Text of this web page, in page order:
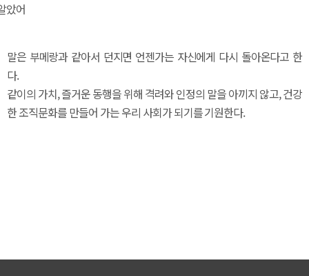
았어
말은 부메랑과 같아서 던지면 언젠가는 자신에게 다시 돌아온다고 한
다.
같이의 가치, 즐거운 동행을 위해 격려와 인정의 말을 아끼지 않고, 건강
한 조직문화를 만들어 가는 우리 사회가 되기를 기원한다.